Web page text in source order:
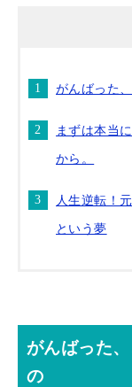
がんばった
まずは本当
から。
人生逆転！
という夢
がんばった
の